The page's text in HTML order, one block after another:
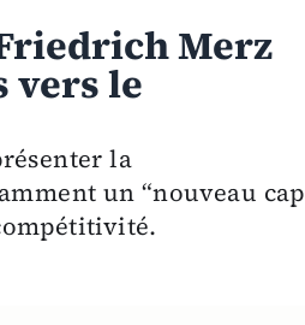
Merz
vers le
la
un “nouveau cap